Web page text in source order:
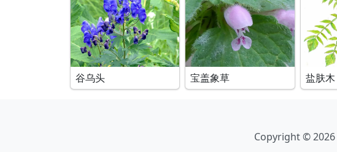
谷乌头 宝盖象草 盐肤木
Copyright © 2026